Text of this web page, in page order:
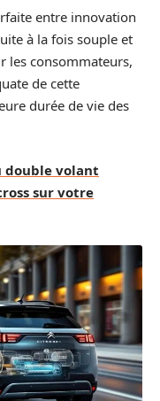
entre innovation
à la fois souple et
les consommateurs,
de cette
durée de vie des
double volant
sur votre